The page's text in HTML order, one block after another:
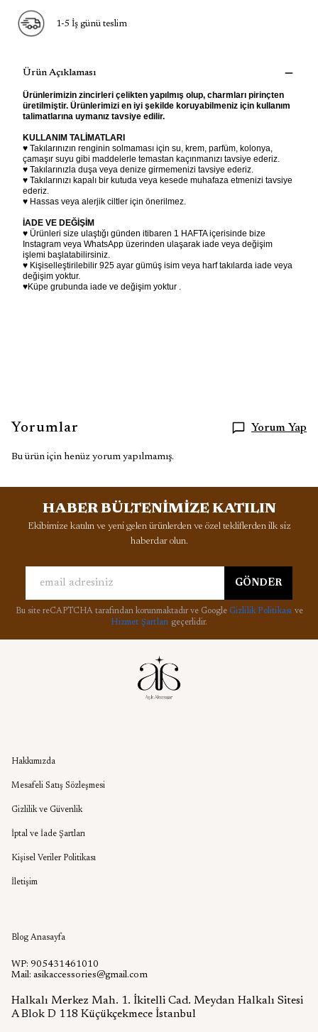
1-5 İş günü teslim
Ürün Açıklaması
Ürünlerimizin zincirleri çelikten yapılmış olup, charmları pirinçten
üretilmiştir. Ürünlerimizi en iyi şekilde koruyabilmeniz için kullanım
talimatlarına uymanız tavsiye edilir.
KULLANIM TALİMATLARI
♥ Takılarınızın renginin solmaması için su, krem, parfüm, kolonya,
çamaşır suyu gibi maddelerle temastan kaçınmanızı tavsiye ederiz.
♥ Takılarınızla duşa veya denize girmemenizi tavsiye ederiz.
♥ Takılarınızı kapalı bir kutuda veya kesede muhafaza etmenizi tavsiye
ederiz.
♥ Hassas veya alerjik ciltler için önerilmez.
İADE VE DEĞİŞİM
♥ Ürünleri size ulaştığı günden itibaren 1 HAFTA içerisinde bize
Instagram veya WhatsApp üzerinden ulaşarak iade veya değişim
işlemi başlatabilirsiniz.
♥ Kişiselleştirilebilir 925 ayar gümüş isim veya harf takılarda iade veya
değişim yoktur.
♥Küpe grubunda iade ve değişim yoktur .
Yorumlar Yorum Yap
Bu ürün için henüz yorum yapılmamış.
HABER BÜLTENİMİZE KATILIN
Ekibimize katılın ve yeni gelen ürünlerden ve özel tekliflerden ilk siz
haberdar olun.
GÖNDER
Bu site reCAPTCHA tarafından korunmaktadır ve Google Gizlilik Politikası ve
Hizmet Şartları geçerlidir.
Hakkımızda
Mesafeli Satış Sözleşmesi
Gizlilik ve Güvenlik
İptal ve İade Şartları
Kişisel Veriler Politikası
İletişim
Blog Anasayfa
WP: 905431461010
Mail: asikaccessories@gmail.com
Halkalı Merkez Mah. 1. İkitelli Cad. Meydan Halkalı Sitesi
A Blok D 118 Küçükçekmece İstanbul